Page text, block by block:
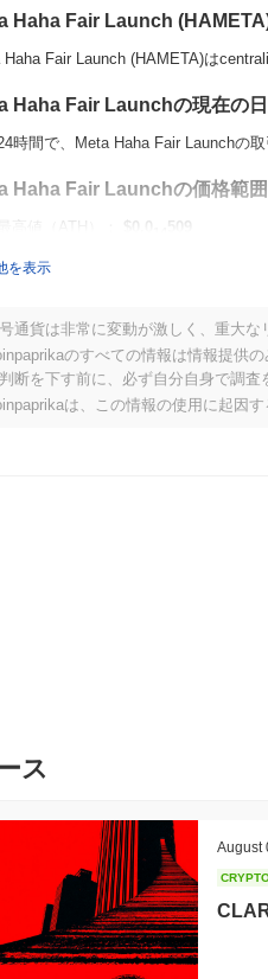
Haha Fair Launch
Haha Fair Launch (HAMETA)は
Haha Fair Launchの現在の
時間で、Meta Haha Fair Launchの
Haha Fair Launchの価格範
高値（ATH）： $0.0
509
Haha Fair Launchは、より
7日間で、Meta Haha Fair Launchは
市場のモメンタムと比較して、
を表示
通貨は非常に変動が激しく、重大な
のすべての情報は情報提供
断を下す前に、必ず自分自身で調査
は、この情報の使用に起因
ス
August